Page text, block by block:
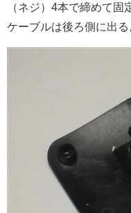
（ネジ）4本で締めて固
ケーブルは後ろ側に出る